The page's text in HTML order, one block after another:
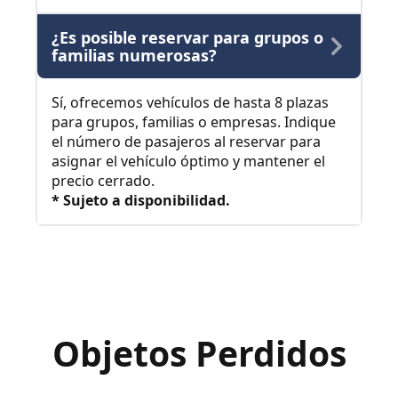
¿Es posible reservar para grupos o
familias numerosas?
Sí, ofrecemos vehículos de hasta 8 plazas
para grupos, familias o empresas. Indique
el número de pasajeros al reservar para
asignar el vehículo óptimo y mantener el
precio cerrado.
* Sujeto a disponibilidad.
Objetos Perdidos